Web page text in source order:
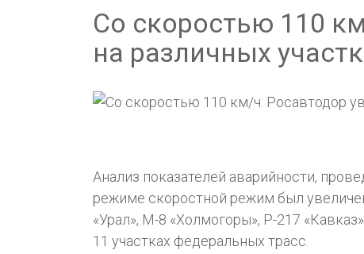
Со скоростью 110
на различных
Анализ показателей аварийности,
режиме скоростной режим был
«Урал», М-8 «Холмогоры», Р-217
11 участках федеральных трасс.